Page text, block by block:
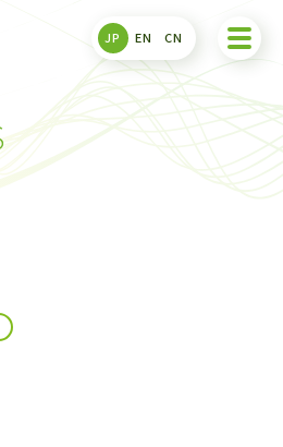
JP EN CN